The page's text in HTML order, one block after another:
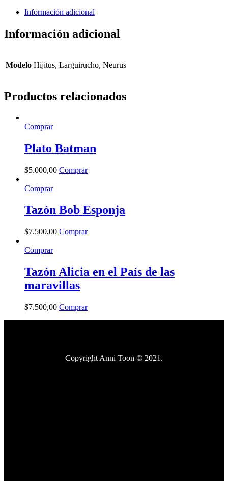
Información adicional
Información adicional
Modelo Hijitus, Larguirucho, Neurus
Productos relacionados
Comprar
Plato Batman
$5.000,00 Comprar
Comprar
Tazón Bob Esponja
$7.500,00 Comprar
Comprar
Tazón Alicia en el País de las
maravillas
$7.500,00 Comprar
Copyright Anni Toon © 2021.